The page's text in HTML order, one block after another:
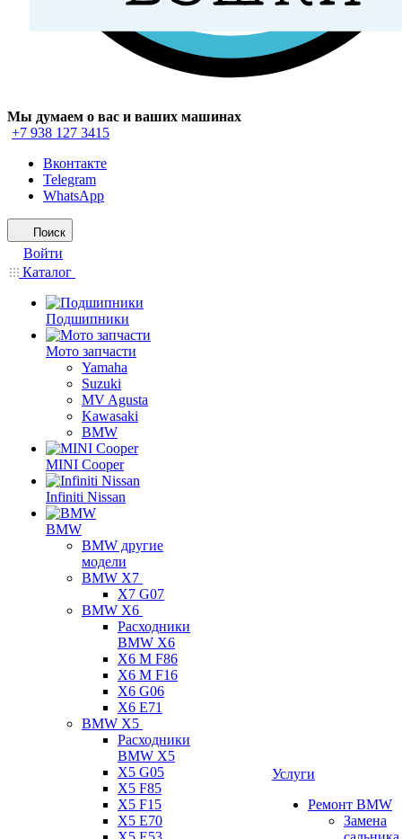
Мы думаем о вас и ваших машинах
+7 938 127 3415
Вконтакте
Telegram
WhatsApp
Поиск
Войти
Каталог
Подшипники
Мото запчасти
Yamaha
Suzuki
MV Agusta
Kawasaki
BMW
MINI Cooper
Infiniti Nissan
BMW
BMW другие
модели
BMW X7
X7 G07
BMW X6
Расходники
BMW X6
X6 M F86
X6 M F16
X6 G06
X6 E71
BMW X5
Расходники
BMW X5
X5 G05
X5 F85
X5 F15
X5 E70
Услуги
Ремонт BMW
Замена